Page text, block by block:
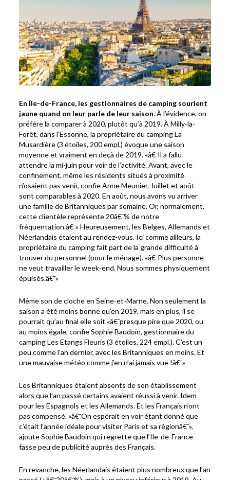
En Île-de-France, les gestionnaires de camping sourient
jaune quand on leur parle de leur saison. À l’évidence, on
préfère la comparer à 2020, plutôt qu’à 2019. À Milly-la-
Forêt, dans l’Essonne, la propriétaire du camping La
Musardière (3 étoiles, 200 empl.) évoque une saison
moyenne et vraiment en deçà de 2019. «â€¯Il a fallu
attendre la mi-juin pour voir de l’activité. Avant, avec le
confinement, même les résidents situés à proximité
n’osaient pas venir, confie Anne Meunier. Juillet et août
sont comparables à 2020. En août, nous avons vu arriver
une famille de Britanniques par semaine. Or, normalement,
cette clientèle représente 20â€¯% de notre
fréquentation.â€¯» Heureusement, les Belges, Allemands et
Néerlandais étaient au rendez-vous. Ici comme ailleurs, la
propriétaire du camping fait part de la grande difficulté à
trouver du personnel (pour le ménage). «â€¯Plus personne
ne veut travailler le week-end. Nous sommes physiquement
épuisés.â€¯»
Même son de cloche en Seine-et-Marne. Non seulement la
saison a été moins bonne qu’en 2019, mais en plus, il se
pourrait qu’au final elle soit «â€¯presque pire que 2020, ou
au moins égale, confie Sophie Baudoin, gestionnaire du
camping Les Etangs Fleuris (3 étoiles, 224 empl.). C’est un
peu comme l’an dernier, avec les Britanniques en moins. Et
une mauvaise météo comme j’en n’ai jamais vue !â€¯»
Les Britanniques étaient absents de son établissement
alors que l’an passé certains avaient réussi à venir. Idem
pour les Espagnols et les Allemands. Et les Français n’ont
pas compensé. «â€¯On espérait en voir étant donné que
c’était l’année idéale pour visiter Paris et sa régionâ€¯»,
ajoute Sophie Baudoin qui regrette que l’Ile-de-France
fasse peu de publicité auprès des Français.
En revanche, les Néerlandais étaient plus nombreux que l’an